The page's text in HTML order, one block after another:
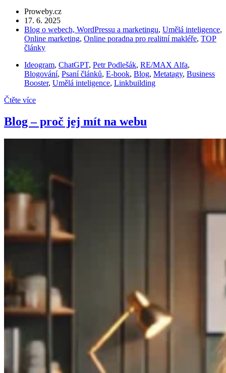
Proweby.cz
17. 6. 2025
Blog o webech, WordPressu a marketingu, Umělá inteligence,
Online marketing, Online poradna pro realitní makléře, TOP
články
Ideogram, ChatGPT, Petr Podlešák, RE/MAX Alfa,
Blogování, Psaní článků, E-book, Blog, Metatagy, Business
Booster, Umělá inteligence, Linkbuilding
Čtěte více
Blog – proč jej mít na webu